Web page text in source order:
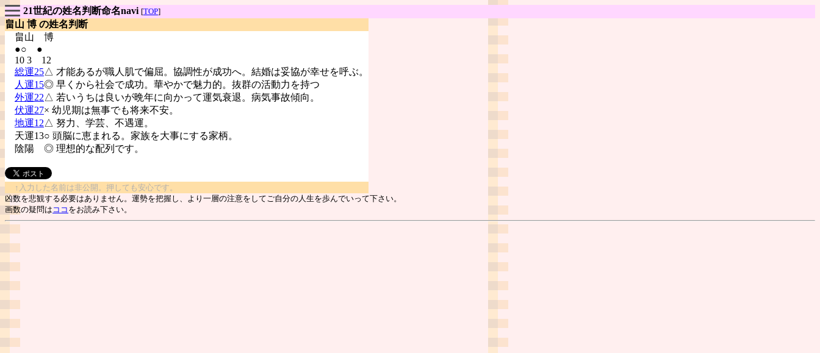
21世紀の姓名判断命名navi [TOP]
畠山 博 の姓名判断
畠山 博
●○ ●
10 3 12
総運25△ 才能あるが職人肌で偏屈。協調性が成功へ。結婚は妥協が幸せを呼ぶ。
人運15◎ 早くから社会で成功。華やかで魅力的。抜群の活動力を持つ
外運22△ 若いうちは良いが晩年に向かって運気衰退。病気事故傾向。
伏運27× 幼児期は無事でも将来不安。
地運12△ 努力、学芸、不遇運。
天運13○ 頭脳に恵まれる。家族を大事にする家柄。
陰陽 ◎ 理想的な配列です。
↑入力した名前は非公開。押しても安心です。
凶数を悲観する必要はありません。運勢を把握し、より一層の注意をしてご自分の人生を歩んでいって下さい。
画数の疑問は ココ をお読み下さい。